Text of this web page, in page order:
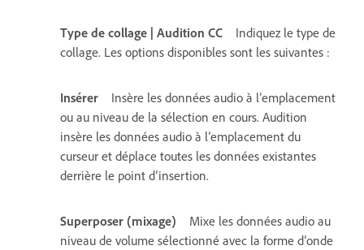
Type de collage | Audition CC
Indiquez le type de
collage. Les options disponibles sont les suivantes :
Insérer
Insère les données audio à l’emplacement
ou au niveau de la sélection en cours. Audition
insère les données audio à l’emplacement du
curseur et déplace toutes les données existantes
derrière le point d’insertion.
Superposer (mixage)
Mixe les données audio au
niveau de volume sélectionné avec la forme d’onde